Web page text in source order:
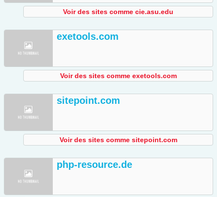
Voir des sites comme cie.asu.edu
exetools.com
Voir des sites comme exetools.com
sitepoint.com
Voir des sites comme sitepoint.com
php-resource.de